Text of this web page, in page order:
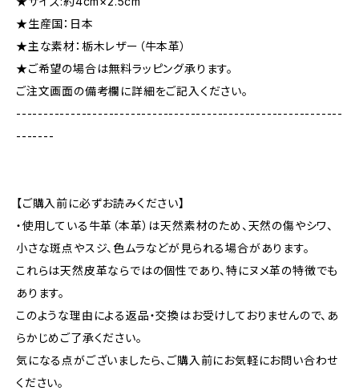
★生産国：日本
★主な素材：栃木レザー（牛本革）
★ご希望の場合は無料ラッピング承ります。
ご注文画面の備考欄に詳細をご記入ください。
------------------------------------------------------------
-------
【ご購入前に必ずお読みください】
・使用している牛革（本革）は天然素材のため、天然の傷やシワ、
小さな斑点やスジ、色ムラなどが見られる場合があります。
これらは天然皮革ならではの個性であり、特にヌメ革の特徴でも
あります。
このような理由による返品・交換はお受けしておりませんので、あ
らかじめご了承ください。
気になる点がございましたら、ご購入前にお気軽にお問い合わせ
ください。